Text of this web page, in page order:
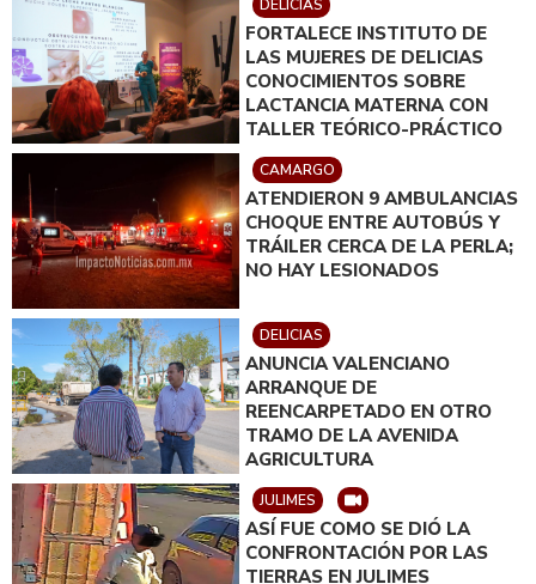
DELICIAS
FORTALECE INSTITUTO DE
LAS MUJERES DE DELICIAS
CONOCIMIENTOS SOBRE
LACTANCIA MATERNA CON
TALLER TEÓRICO-PRÁCTICO
CAMARGO
ATENDIERON 9 AMBULANCIAS
CHOQUE ENTRE AUTOBÚS Y
TRÁILER CERCA DE LA PERLA;
NO HAY LESIONADOS
DELICIAS
ANUNCIA VALENCIANO
ARRANQUE DE
REENCARPETADO EN OTRO
TRAMO DE LA AVENIDA
AGRICULTURA
JULIMES
ASÍ FUE COMO SE DIÓ LA
CONFRONTACIÓN POR LAS
TIERRAS EN JULIMES